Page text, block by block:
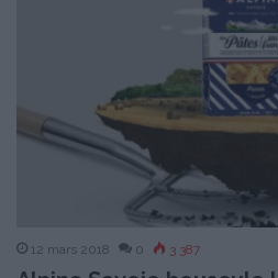
12 mars 2018 0 3 387